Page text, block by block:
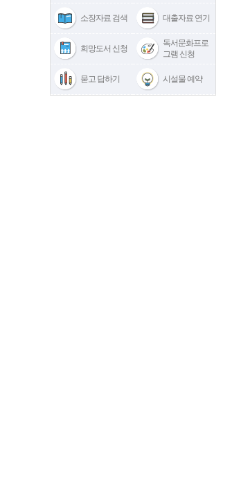
소장자료 검색 대출자료 연기
희망도서 신청
독서문화프로
그램 신청
묻고 답하기 시설물 예약